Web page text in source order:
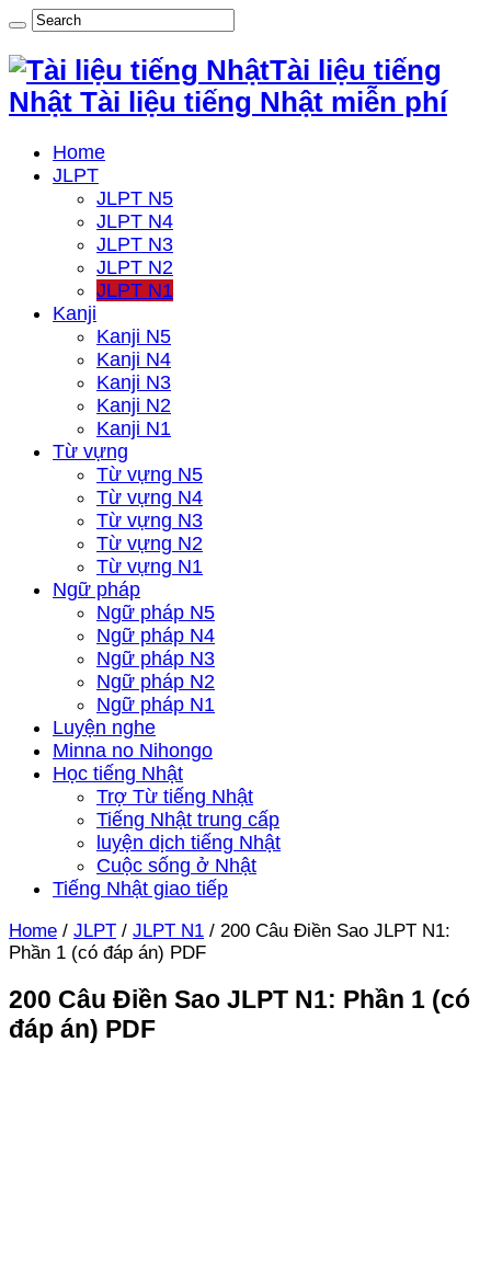
Tài liệu tiếng
Nhật Tài liệu tiếng Nhật miễn phí
Home
JLPT
JLPT N5
JLPT N4
JLPT N3
JLPT N2
JLPT N1
Kanji
Kanji N5
Kanji N4
Kanji N3
Kanji N2
Kanji N1
Từ vựng
Từ vựng N5
Từ vựng N4
Từ vựng N3
Từ vựng N2
Từ vựng N1
Ngữ pháp
Ngữ pháp N5
Ngữ pháp N4
Ngữ pháp N3
Ngữ pháp N2
Ngữ pháp N1
Luyện nghe
Minna no Nihongo
Học tiếng Nhật
Trợ Từ tiếng Nhật
Tiếng Nhật trung cấp
luyện dịch tiếng Nhật
Cuộc sống ở Nhật
Tiếng Nhật giao tiếp
Home / JLPT / JLPT N1 / 200 Câu Điền Sao JLPT N1:
Phần 1 (có đáp án) PDF
200 Câu Điền Sao JLPT N1: Phần 1 (có
đáp án) PDF